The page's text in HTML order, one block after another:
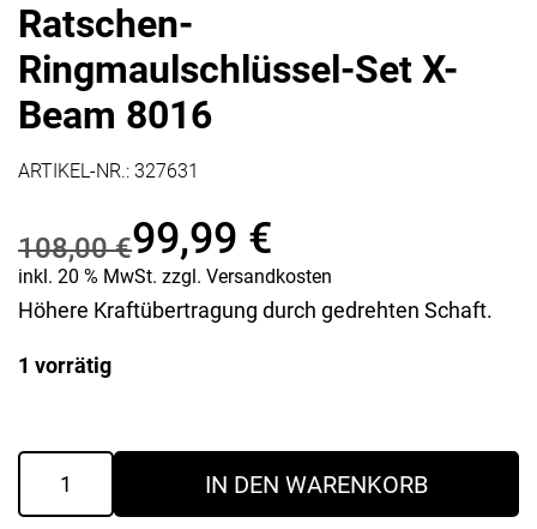
Ratschen-
Ringmaulschlüssel-Set X-
Beam 8016
ARTIKEL-NR.: 327631
108,00€
Ursprünglicher
108,00 €
99,99 €
Aktueller
99,99 €.
inkl. 20 % MwSt. zzgl. Versandkosten
Höhere Kraftübertragung durch gedrehten Schaft.
1 vorrätig
Ratschen-
Ringmaulschlüssel-
Set
IN DEN WARENKORB